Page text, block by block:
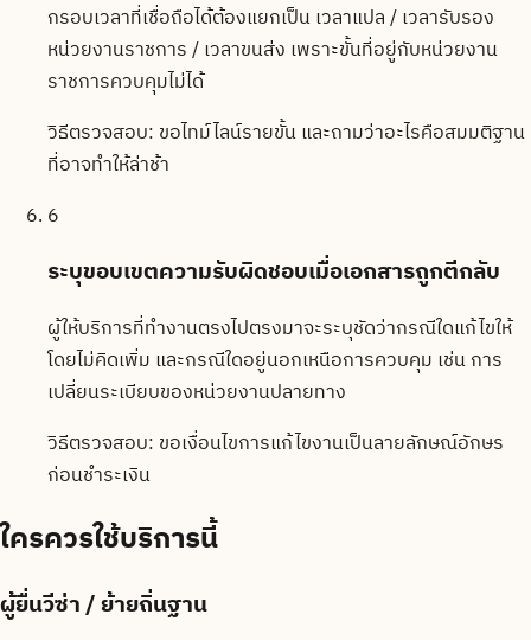
กรอบเวลาที่เชื่อถือได้ต้องแยกเป็น เวลาแปล / เวลารับรอง
หน่วยงานราชการ / เวลาขนส่ง เพราะขั้นที่อยู่กับหน่วยงาน
ราชการควบคุมไม่ได้
วิธีตรวจสอบ: ขอไทม์ไลน์รายขั้น และถามว่าอะไรคือสมมติฐาน
ที่อาจทำให้ล่าช้า
6
ระบุขอบเขตความรับผิดชอบเมื่อเอกสารถูกตีกลับ
ผู้ให้บริการที่ทำงานตรงไปตรงมาจะระบุชัดว่ากรณีใดแก้ไขให้
โดยไม่คิดเพิ่ม และกรณีใดอยู่นอกเหนือการควบคุม เช่น การ
เปลี่ยนระเบียบของหน่วยงานปลายทาง
วิธีตรวจสอบ: ขอเงื่อนไขการแก้ไขงานเป็นลายลักษณ์อักษร
ก่อนชำระเงิน
ใครควรใช้บริการนี้
ผู้ยื่นวีซ่า / ย้ายถิ่นฐาน